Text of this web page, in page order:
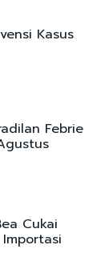
Kasus
Febrie
Cukai